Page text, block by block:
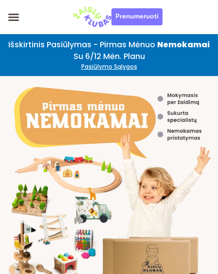
prie
Prenumeruoti
Išskirtinis Pasiūlymas - Pirmas Mėnuo Nemokamai
Su 6/12 Mėn. Planu
Pasiūlymo Sąlygos